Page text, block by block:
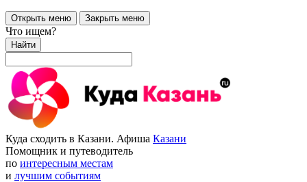
Открыть меню Закрыть меню
Что ищем?
Найти
Куда сходить в Казани. Афиша Казани
Помощник и путеводитель
по интересным местам
и лучшим событиям